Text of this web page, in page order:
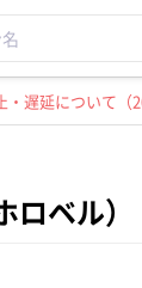
遅延について（
ベル）